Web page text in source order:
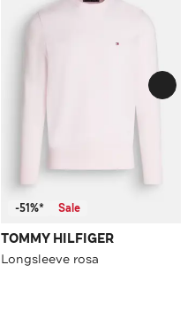
-51%* Sale
TOMMY HILFIGER
Longsleeve rosa